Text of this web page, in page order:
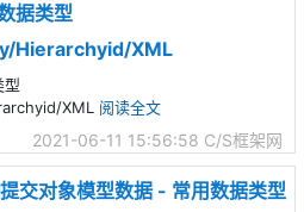
据类型
Hierarchyid/XML
型
XML 阅读全文
2021-06-11 15:56:58 C/S框架网
交对象模型数据 - 常用数据类型